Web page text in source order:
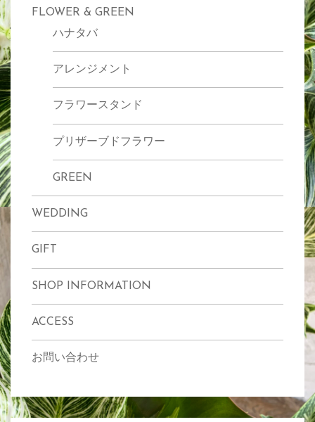
FLOWER & GREEN
ハナタバ
アレンジメント
フラワースタンド
プリザーブドフラワー
GREEN
WEDDING
GIFT
SHOP INFORMATION
ACCESS
お問い合わせ